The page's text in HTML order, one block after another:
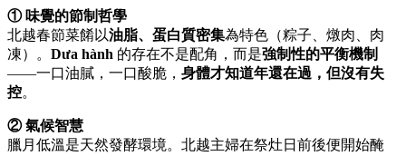
① 味覺的節制哲學
北越春節菜餚以油脂、蛋白質密集為特色（粽子、燉肉、肉
凍）。 Dưa hành 的存在不是配角，而是強制性的平衡機制
——一口油膩，一口酸脆， 身體才知道年還在過，但沒有失
控。
② 氣候智慧
臘月低溫是天然發酵環境。北越主婦在祭灶日前後便開始醃